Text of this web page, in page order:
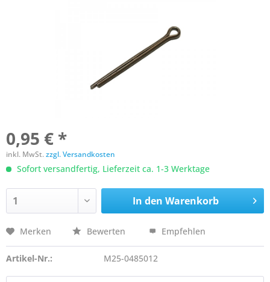
0,95 € *
inkl. MwSt.zzgl. Versandkosten
Sofort versandfertig, Lieferzeit ca. 1-3 Werktage
In den Warenkorb
Merken Bewerten Empfehlen
Artikel-Nr.: M25-0485012